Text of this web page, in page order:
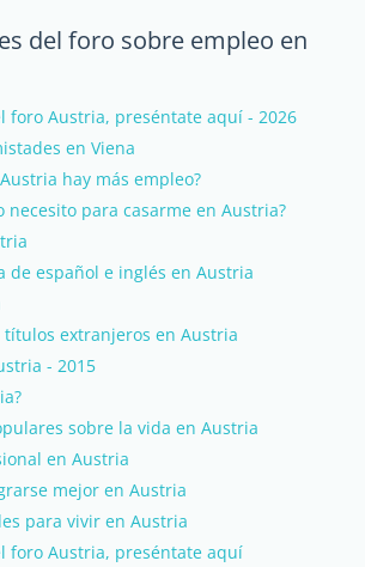
del foro sobre empleo en
foro Austria, preséntate aquí - 2026
en Viena
hay más empleo?
necesito para casarme en Austria?
de español e inglés en Austria
títulos extranjeros en Austria
- 2015
sobre la vida en Austria
en Austria
mejor en Austria
para vivir en Austria
foro Austria, preséntate aquí